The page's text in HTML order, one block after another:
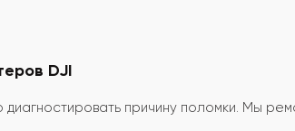
DJI
причину поломки. Мы